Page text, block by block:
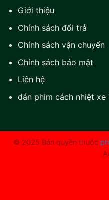
Giới thiệu
Chính sách đổi trả
Chính sách vận chuyển
Chính sách bảo mật
Liên hệ
dán phim cách nhiệt xe
© 2025 Bản quyền thuộc